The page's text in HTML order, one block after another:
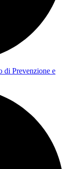
di Prevenzione e